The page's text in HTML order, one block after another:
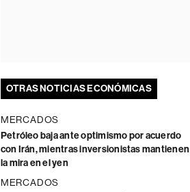
OTRAS NOTICIAS ECONÓMICAS
MERCADOS
Petróleo baja ante optimismo por acuerdo
con Irán, mientras inversionistas mantienen
la mira en el yen
MERCADOS